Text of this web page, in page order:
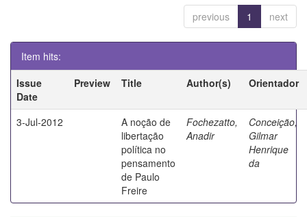
previous 1 next
Item hits:
Issue
Date
Preview Title Author(s) Orientador
3-Jul-2012
A noção de
libertação
política no
pensamento
de Paulo
Freire
Fochezatto,
Anadir
Conceição,
Gilmar
Henrique
da